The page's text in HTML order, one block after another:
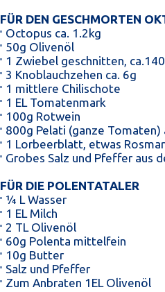
FÜR DEN GESCHMORTEN
Octopus ca. 1.2kg
50g Olivenöl
1 Zwiebel geschnitten,
3 Knoblauchzehen ca. 6g
1 mittlere Chilischote
1 EL Tomatenmark
100g Rotwein
800g Pelati (ganze Tomaten)
1 Lorbeerblatt, etwas
Grobes Salz und Pfeffer aus
FÜR DIE POLENTATALER
¼ L Wasser
1 EL Milch
2 TL Olivenöl
60g Polenta mittelfein
10g Butter
Salz und Pfeffer
Zum Anbraten 1EL Olivenöl